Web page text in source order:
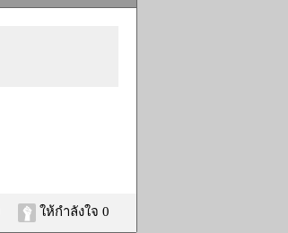
ให้กำลังใจ 0